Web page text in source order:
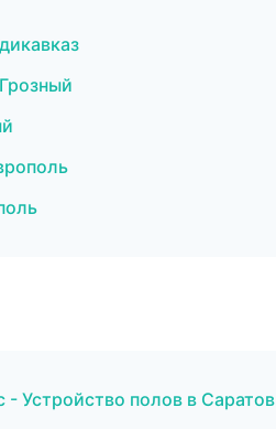
Устройство полов в Саратов